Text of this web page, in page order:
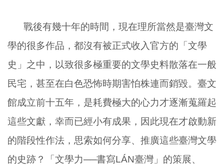
戰後有幾十年的時間，現在理所當然是臺灣文
學的很多作品，都沒有被正式收入官方的「文學
史」之中，以致很多極重要的文學史料散落在一般
民宅，甚至在白色恐怖時期害怕株連而銷毀。臺文
館成立前十五年，是耗費極大的心力才逐漸蒐羅起
這些文獻，幸而已經小有成果，因此現在才啟動新
的階段性作法，思索如何分享、推廣這些臺灣文學
的史跡？「文學力──書寫LÁN臺灣」的策展、